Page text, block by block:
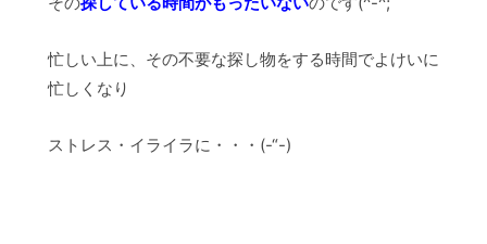
忙しい上に、その不要な探し物をする時間でよけいに
忙しくなり
ストレス・イライラに・・・(-“-)